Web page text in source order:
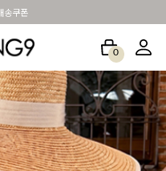
첨 3만원쿠폰
0
머여행룩 아울렛 하객&모임룩